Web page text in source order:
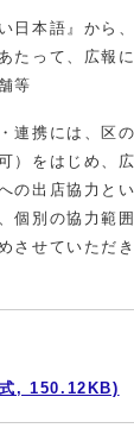
日本語』から
たって、広報
等
連携には、区
）をはじめ、
の出店協力と
個別の協力範
させていただき
, 150.12KB)